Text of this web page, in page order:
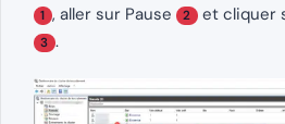
1 , aller sur Pause 2 et cliquer
3 .